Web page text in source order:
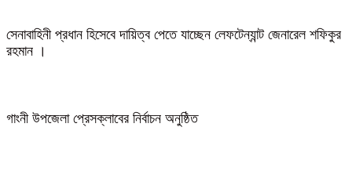
সেনাবাহিনী প্রধান হিসেবে দায়িত্ব পেতে যাচ্ছেন লেফটেন্যান্ট জেনারেল শফিকুর
রহমান ।
গাংনী উপজেলা প্রেসক্লাবের নির্বাচন অনুষ্ঠিত